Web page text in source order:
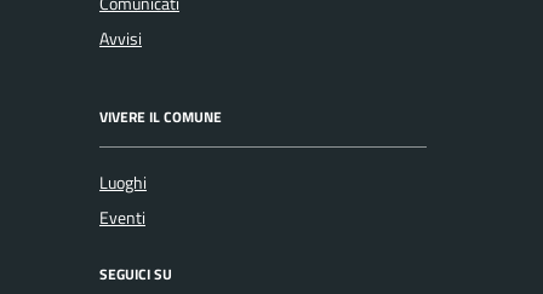
Avvisi
VIVERE IL COMUNE
Luoghi
Eventi
SEGUICI SU